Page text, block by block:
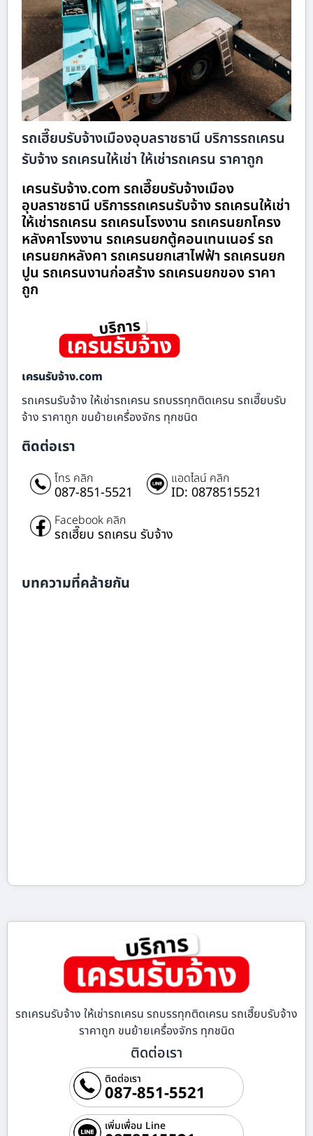
รถเฮี๊ยบรับจ้างเมืองอุบลราชธานี บริการรถเครน
รับจ้าง รถเครนให้เช่า ให้เช่ารถเครน ราคาถูก
เครนรับจ้าง.com รถเฮี๊ยบรับจ้างเมือง
อุบลราชธานี บริการรถเครนรับจ้าง รถเครนให้เช่า
ให้เช่ารถเครน รถเครนโรงงาน รถเครนยกโครง
หลังคาโรงงาน รถเครนยกตู้คอนเทนเนอร์ รถ
เครนยกหลังคา รถเครนยกเสาไฟฟ้า รถเครนยก
ปูน รถเครนงานก่อสร้าง รถเครนยกของ ราคา
ถูก
เครนรับจ้าง.com
รถเครนรับจ้าง ให้เช่ารถเครน รถบรรทุกติดเครน รถเฮี๊ยบรับ
จ้าง ราคาถูก ขนย้ายเครื่องจักร ทุกชนิด
ติดต่อเรา
โทร คลิก
087-851-5521
แอดไลน์ คลิก
ID: 0878515521
Facebook คลิก
รถเฮี๊ยบ รถเครน รับจ้าง
บทความที่คล้ายกัน
รถเครนรับจ้าง ให้เช่ารถเครน รถบรรทุกติดเครน รถเฮี๊ยบรับจ้าง
ราคาถูก ขนย้ายเครื่องจักร ทุกชนิด
ติดต่อเรา
ติดต่อเรา
087-851-5521
เพิ่มเพื่อน Line